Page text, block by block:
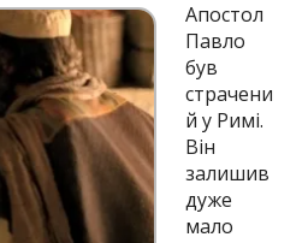
Апостол
Павло
був
страчени
й у Римі.
Він
залишив
дуже
мало